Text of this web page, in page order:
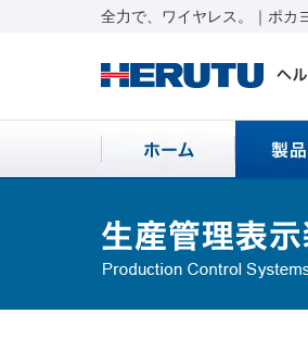
全力で、ワイヤレス。｜ポカ